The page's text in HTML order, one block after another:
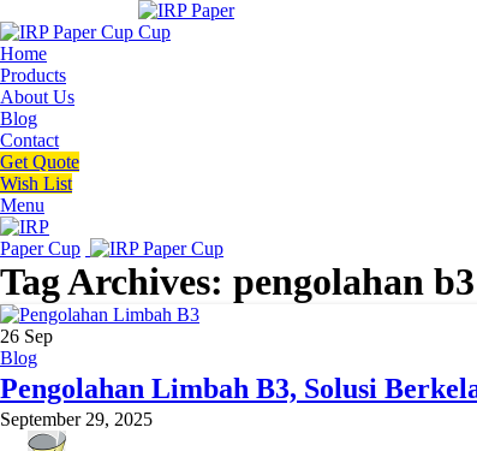
Home
Products
About Us
Blog
Contact
Get Quote
Wish List
Menu
Tag Archives: pengolahan b3
26 Sep
Blog
Pengolahan Limbah B3, Solusi
September 29, 2025